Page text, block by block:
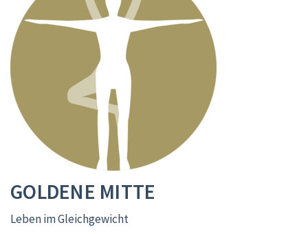
GOLDENE MITTE
Leben im Gleichgewicht